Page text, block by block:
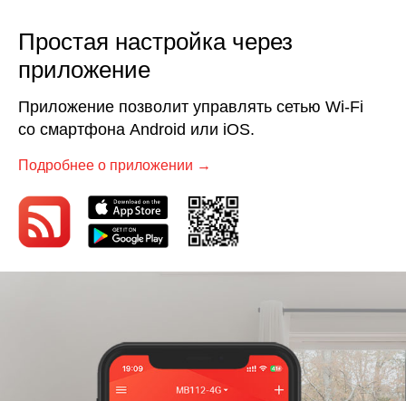
Простая настройка через
приложение
Приложение позволит управлять сетью Wi‑Fi
со смартфона Android или iOS.
Подробнее о приложении →